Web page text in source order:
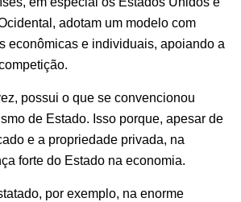
adotam um modelo com
econômicas e individuais, apoiando a
possui o que se convencionou
de Estado. Isso porque, apesar de
e a propriedade privada, na
forte do Estado na economia.
por exemplo, na enorme